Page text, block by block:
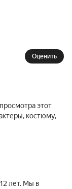
в
Оценить
этот
костюму,
лет. Мы в